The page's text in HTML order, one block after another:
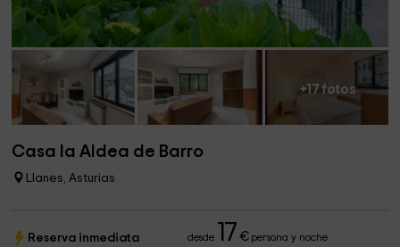
+17 fotos
Casa la Aldea de Barro
Llanes, Asturias
Reserva inmediata desde 17 €persona y noche